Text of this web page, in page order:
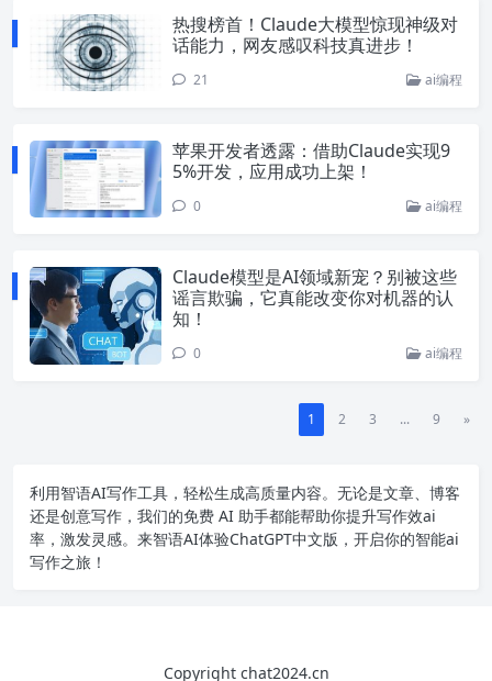
热搜榜首！Claude大模型惊现神级对
话能力，网友感叹科技真进步！
21 ai编程
苹果开发者透露：借助Claude实现9
5%开发，应用成功上架！
0 ai编程
Claude模型是AI领域新宠？别被这些
谣言欺骗，它真能改变你对机器的认
知！
0 ai编程
1 2 3 ... 9 »
利用智语AI写作工具，轻松生成高质量内容。无论是文章、博客
还是创意写作，我们的免费 AI 助手都能帮助你提升写作效ai
率，激发灵感。来智语AI体验ChatGPT中文版 ，开启你的智能ai
写作之旅！
Copyright chat2024.cn